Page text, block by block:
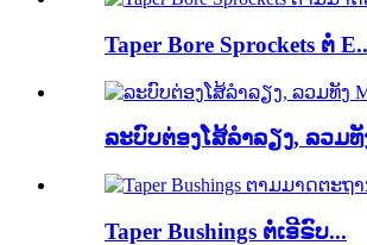
Taper Bore Sprockets ຕໍ່
ລະບົບຕ່ອງໂສ້ລໍາລຽງ, ລວມທັ
Taper Bushings ຕໍ່ເອີຣົບ...